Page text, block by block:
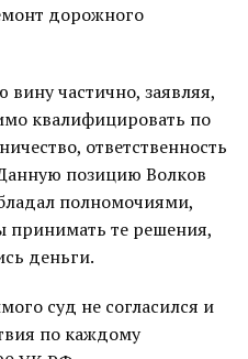
дорожного
частично, заявляя,
квалифицировать по
ответственность
позицию Волков
полномочиями,
принимать те решения,
деньги.
суд не согласился и
по каждому